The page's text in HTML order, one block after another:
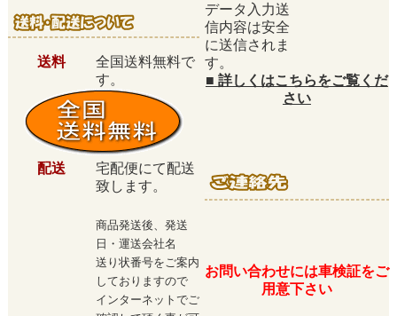
データ入力送
信内容は安全
に送信されま
す。
■ 詳しくはこちらをご覧くだ
さい
送料
全国送料無料で
す。
配送
宅配便にて配送
致します。
商品発送後、発送
日・運送会社名
送り状番号をご案内
しておりますので
インターネットでご
お問い合わせには車検証をご
用意下さい